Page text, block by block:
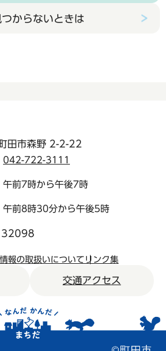
からないときは
田市森野 2-2-22
042-722-3111
午前7時から午後7時
午前8時30分から午後5時
報の取扱いについて リンク集
交通アクセス